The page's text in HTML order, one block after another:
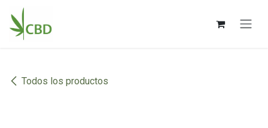
Ir al contenido
Todos los productos